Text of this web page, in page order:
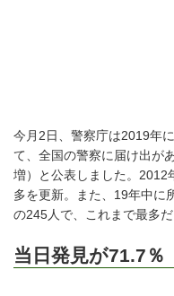
今月2日、警察庁は2019年
て、全国の警察に届け出が
増）と公表しました。2012
多を更新。また、19年中に
の245人で、これまで最多
当日発見が71.7％